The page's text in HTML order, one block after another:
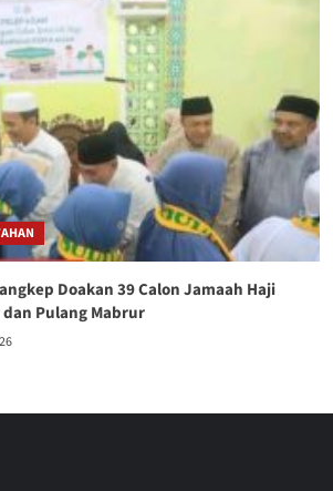
Doakan 39 Calon Jamaah Haji
Pulang Mabrur